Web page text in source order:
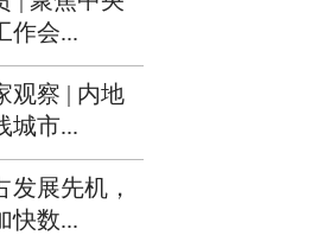
作会...
观察 | 内地
城市...
发展先机，
快数...